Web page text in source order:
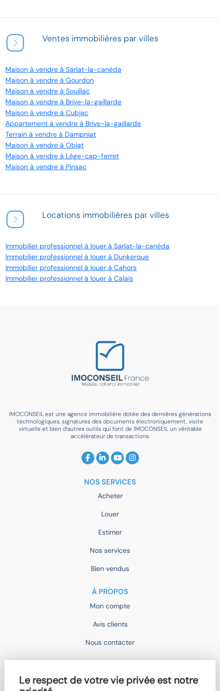
Le respect de votre vie privée est notre
Ventes immobilières par villes
Maison à vendre à Sarlat-la-canéda
Maison à vendre à Gourdon
Maison à vendre à Souillac
Maison à vendre à Brive-la-gaillarde
Maison à vendre à Cubjac
Appartement à vendre à Brive-la-gaillarde
Terrain à vendre à Dampniat
Maison à vendre à Objat
Maison à vendre à Lège-cap-ferret
Maison à vendre à Pinsac
Locations immobilières par villes
Immobilier professionnel à louer à Sarlat-la-canéda
Immobilier professionnel à louer à Dunkerque
Immobilier professionnel à louer à Cahors
Immobilier professionnel à louer à Calais
IMOCONSEIL est une agence immobilière dotée des dernières générations
technologiques, signatures des documents électroniquement, visite
virtuelle et bien d’autres outils qui font de IMOCONSEIL un véritable
accélérateur de transactions.
NOS SERVICES
Acheter
Louer
Estimer
Nos services
Bien vendus
À PROPOS
Mon compte
Avis clients
Nous contacter
Devenir mandataire